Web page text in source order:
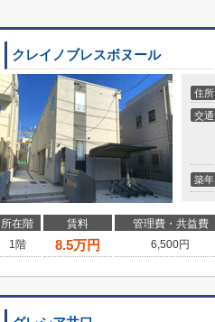
クレイノブレスボヌール
住所
交通
築年
所在階 賃料 管理費・共益費
1階
8.5万円 6,500円